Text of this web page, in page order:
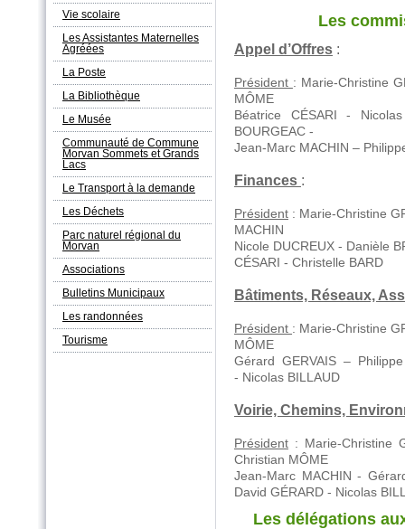
Vie scolaire
Les Assistantes Maternelles
Agréées
La Poste
La Bibliothèque
Le Musée
Communauté de Commune
Morvan Sommets et Grands
Lacs
Le Transport à la demande
Les Déchets
Parc naturel régional du
Morvan
Associations
Bulletins Municipaux
Les randonnées
Tourisme
Les
Appel d’Offres :
Président : Marie-
MÔME
Béatrice CÉSARI -
BOURGEAC -
Jean-Marc MACHIN –
Finances :
Président : Marie-
MACHIN
Nicole DUCREUX - Danièle
CÉSARI - Christelle BARD
Bâtiments, Réseaux,
Président : Marie-
MÔME
Gérard GERVAIS –
- Nicolas BILLAUD
Voirie, Chemins,
Président : Marie-
Christian MÔME
Jean-Marc MACHIN -
David GÉRARD - Nicolas
Les délégations